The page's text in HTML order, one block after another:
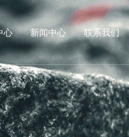
心 新闻中心 联系我们